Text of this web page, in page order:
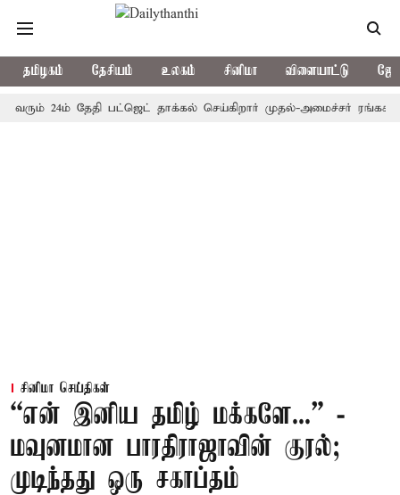
தமிழகம் தேசியம் உலகம் சினிமா விளையாட்டு
24ம் தேதி பட்ஜெட் தாக்கல் செய்கிறார் முதல்-அமைச்சர் ரங்கசாமி
சினிமா செய்திகள்
“என் இனிய தமிழ் மக்களே...” -
மவுனமான பாரதிராஜாவின் குரல்;
முடிந்தது ஒரு சகாப்தம்